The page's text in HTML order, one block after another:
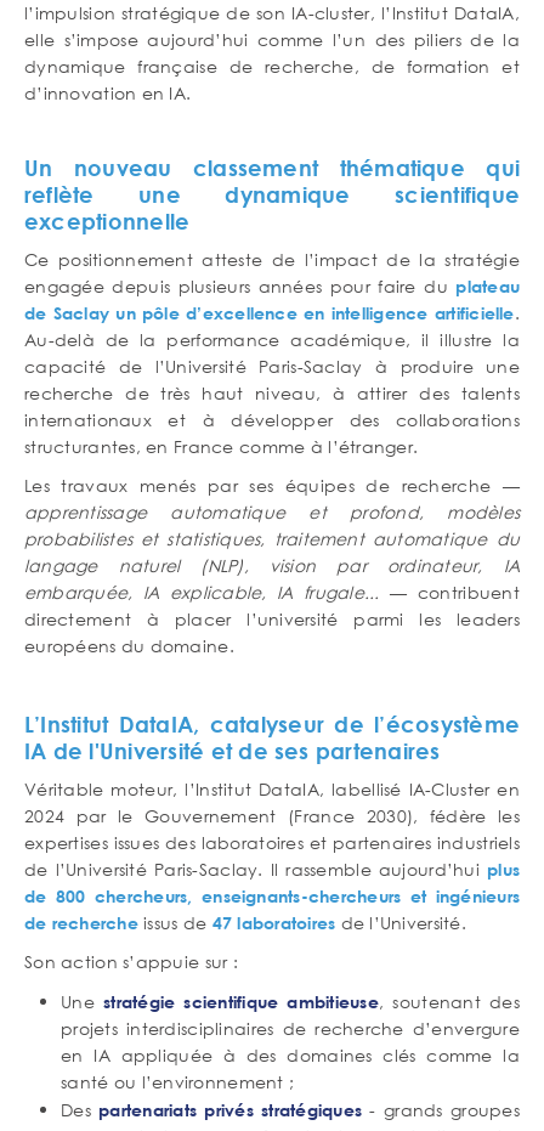
l’impulsion stratégique de son IA-cluster, l’Institut DataIA,
elle s’impose aujourd’hui comme l’un des piliers de la
dynamique française de recherche, de formation et
d’innovation en IA.
Un nouveau classement thématique qui
reflète une dynamique scientifique
exceptionnelle
Ce positionnement atteste de l’impact de la stratégie
engagée depuis plusieurs années pour faire du plateau
de Saclay un pôle d’excellence en intelligence artificielle.
Au-delà de la performance académique, il illustre la
capacité de l’Université Paris-Saclay à produire une
recherche de très haut niveau, à attirer des talents
internationaux et à développer des collaborations
structurantes, en France comme à l’étranger.
Les travaux menés par ses équipes de recherche —
apprentissage automatique et profond, modèles
probabilistes et statistiques, traitement automatique du
langage naturel (NLP), vision par ordinateur, IA
embarquée, IA explicable, IA frugale...— contribuent
directement à placer l’université parmi les leaders
européens du domaine.
L’Institut DataIA, catalyseur de l’écosystème
IA de l'Université et de ses partenaires
Véritable moteur, l’Institut DataIA, labellisé IA-Cluster en
2024 par le Gouvernement (France 2030), fédère les
expertises issues des laboratoires et partenaires industriels
de l’Université Paris-Saclay. Il rassemble aujourd’hui plus
de 800 chercheurs, enseignants-chercheurs et ingénieurs
de rechercheissus de 47 laboratoires de l’Université.
Son action s’appuie sur :
Unestratégie scientifique ambitieuse, soutenant des
projets interdisciplinaires de recherche d’envergure
en IA appliquée à des domaines clés comme la
santé ou l’environnement ;
Des partenariats privés stratégiques- grands groupes